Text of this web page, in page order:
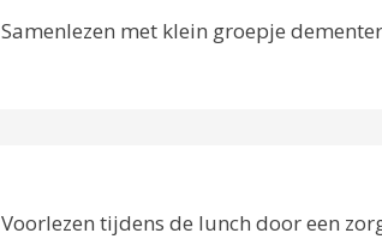
Samenlezen met klein groepje
Voorlezen tijdens de lunch door een